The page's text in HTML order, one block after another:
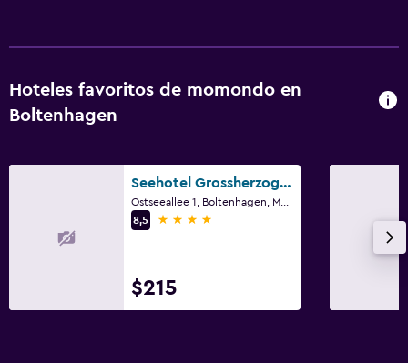
Hoteles favoritos de momondo en
Boltenhagen
Seehotel Grossherzog von Mecklenburg
8,5
4 estrellas
$215